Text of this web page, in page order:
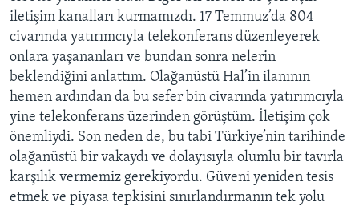
iletişim kanalları kurmamızdı. 17 Temmuz’da 804
civarında yatırımcıyla telekonferans düzenleyerek
onlara yaşananları ve bundan sonra nelerin
beklendiğini anlattım. Olağanüstü Hal’in ilanının
hemen ardından da bu sefer bin civarında yatırımcıyla
yine telekonferans üzerinden görüştüm. İletişim çok
önemliydi. Son neden de, bu tabi Türkiye’nin tarihinde
olağanüstü bir vakaydı ve dolayısıyla olumlu bir tavırla
karşılık vermemiz gerekiyordu. Güveni yeniden tesis
etmek ve piyasa tepkisini sınırlandırmanın tek yolu